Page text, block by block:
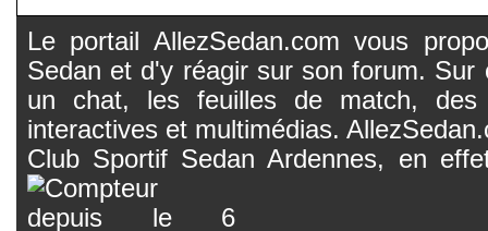
Le portail AllezSedan.com vous
Sedan et d'y réagir sur son forum.
un chat, les feuilles de match, des
interactives et multimédias.
Club Sportif Sedan Ardennes, en